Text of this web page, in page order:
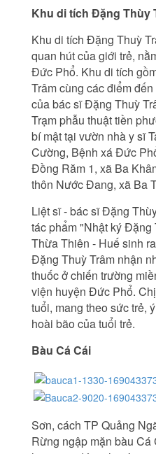
Khu di tích Đặng Thùy
Khu di tích Đặng Thuỳ
quan hút của giới trẻ,
Đức Phổ. Khu di tích
Trâm cùng các điểm
của bác sĩ Đặng Thuỳ
Trạm phẫu thuật tiền
bí mật tại vườn nhà y sĩ
Cường, Bệnh xá Đức
Đồng Răm 1, xã Ba
thôn Nước Đang, xã Ba
Liệt sĩ - bác sĩ Đặng
tác phẩm "Nhật ký Đặng
Thừa Thiên - Huế sinh
Đặng Thuỳ Trâm nhận
thuốc ở chiến trường
viện huyện Đức Phổ.
tuổi, mang theo sức trẻ,
hoài bão của tuổi trẻ.
Bàu Cá Cái
Sơn, cách TP Quảng
Rừng ngập mặn bàu